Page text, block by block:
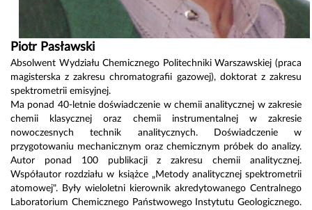
Piotr Pasławski
Absolwent Wydziału Chemicznego Politechniki Warszawskiej (praca
magisterska z zakresu chromatografii gazowej), doktorat z zakresu
spektrometrii emisyjnej.
Ma ponad 40-letnie doświadczenie w chemii analitycznej w zakresie
chemii klasycznej oraz chemii instrumentalnej w zakresie
nowoczesnych technik analitycznych. Doświadczenie w
przygotowaniu mechanicznym oraz chemicznym próbek do analizy.
Autor ponad 100 publikacji z zakresu chemii analitycznej.
Współautor rozdziału w książce „Metody analitycznej spektrometrii
atomowej". Były wieloletni kierownik akredytowanego Centralnego
Laboratorium Chemicznego Państwowego Instytutu Geologicznego.